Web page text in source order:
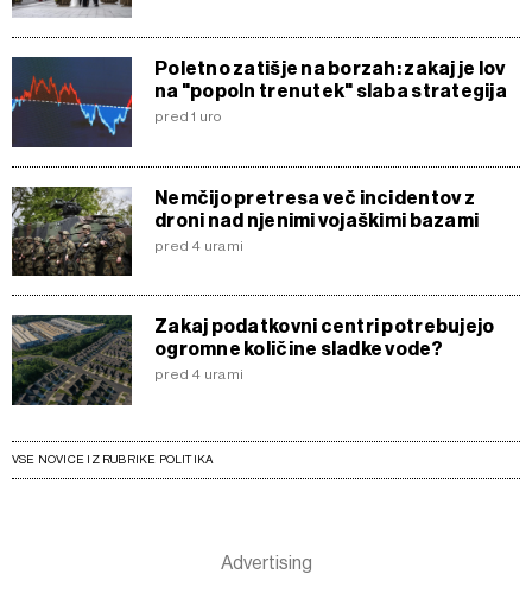
Poletno zatišje na borzah: zakaj je lov
na "popoln trenutek" slaba strategija
pred 1 uro
Nemčijo pretresa več incidentov z
droni nad njenimi vojaškimi bazami
pred 4 urami
Zakaj podatkovni centri potrebujejo
ogromne količine sladke vode?
pred 4 urami
VSE NOVICE IZ RUBRIKE POLITIKA